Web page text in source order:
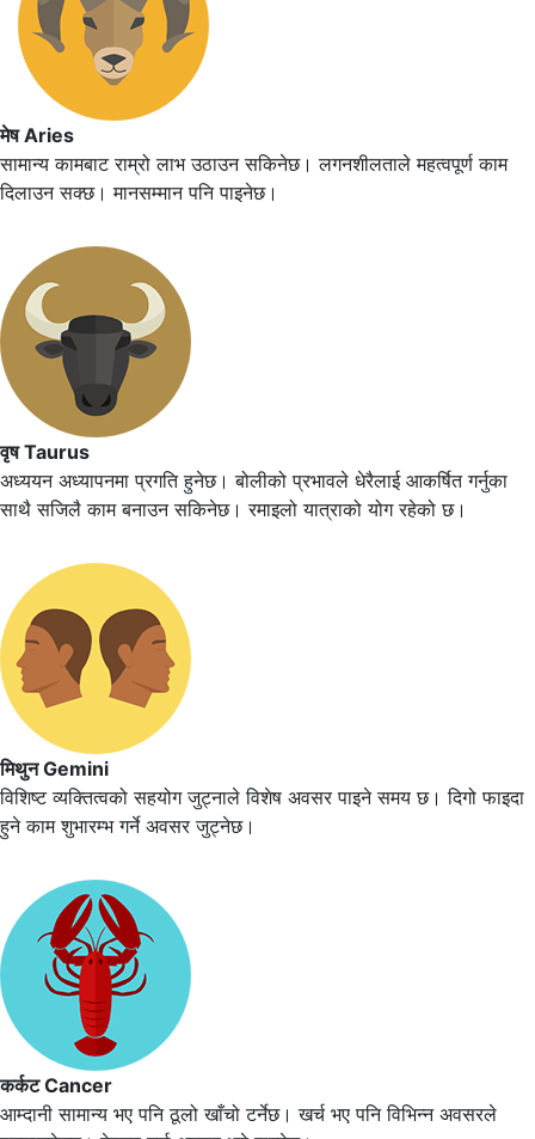
मेष Aries
सामान्य कामबाट राम्रो लाभ उठाउन सकिनेछ। लगनशीलताले महत्वपूर्ण काम
दिलाउन सक्छ। मानसम्मान पनि पाइनेछ।
वृष Taurus
अध्ययन अध्यापनमा प्रगति हुनेछ। बोलीको प्रभावले धेरैलाई आकर्षित गर्नुका
साथै सजिलै काम बनाउन सकिनेछ। रमाइलो यात्राको योग रहेको छ।
मिथुन Gemini
विशिष्ट व्यक्तित्वको सहयोग जुट्नाले विशेष अवसर पाइने समय छ। दिगो फाइदा
हुने काम शुभारम्भ गर्ने अवसर जुट्नेछ।
कर्कट Cancer
आम्दानी सामान्य भए पनि ठूलो खाँचो टर्नेछ। खर्च भए पनि विभिन्न अवसरले